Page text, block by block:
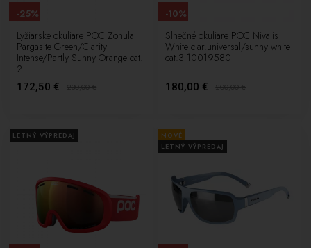
Lyžiarske okuliare POC Zonula
Pargasite Green/Clarity
Intense/Partly Sunny Orange cat.
2
172,50 € 230,00€
-25%
Slnečné okuliare POC Nivalis
White clar.universal/sunny white
cat.3 10019580
180,00 € 200,00€
-10%
LETNÝ VÝPREDAJ
NOVÉ
LETNÝ VÝPREDAJ